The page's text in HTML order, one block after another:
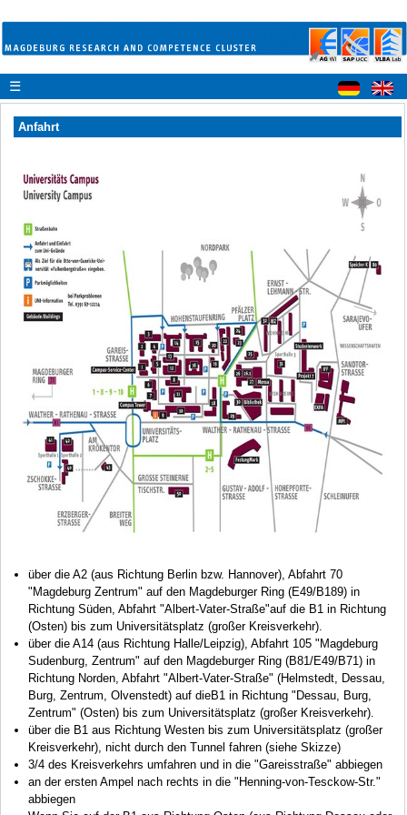
☰
Anfahrt
über die A2 (aus Richtung Berlin bzw. Hannover), Abfahrt 70
"Magdeburg Zentrum" auf den Magdeburger Ring (E49/B189) in
Richtung Süden, Abfahrt "Albert-Vater-Straße"auf die B1 in Richtung
(Osten) bis zum Universitätsplatz (großer Kreisverkehr).
über die A14 (aus Richtung Halle/Leipzig), Abfahrt 105 "Magdeburg
Sudenburg, Zentrum" auf den Magdeburger Ring (B81/E49/B71) in
Richtung Norden, Abfahrt "Albert-Vater-Straße" (Helmstedt, Dessau,
Burg, Zentrum, Olvenstedt) auf dieB1 in Richtung "Dessau, Burg,
Zentrum" (Osten) bis zum Universitätsplatz (großer Kreisverkehr).
über die B1 aus Richtung Westen bis zum Universitätsplatz (großer
Kreisverkehr), nicht durch den Tunnel fahren (siehe Skizze)
3/4 des Kreisverkehrs umfahren und in die "Gareisstraße" abbiegen
an der ersten Ampel nach rechts in die "Henning-von-Tesckow-Str."
abbiegen